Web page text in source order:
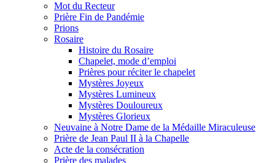
Mot du Recteur
Prière Fin de Pandémie
Prions
Rosaire
Histoire du Rosaire
Chapelet, mode d’emploi
Prières pour réciter le chapelet
Mystères Joyeux
Mystères Lumineux
Mystères Douloureux
Mystères Glorieux
Neuvaine à Notre Dame de la Médaille Miraculeuse
Prière de Jean Paul II à la Chapelle
Acte de la consécration
Prière des malades